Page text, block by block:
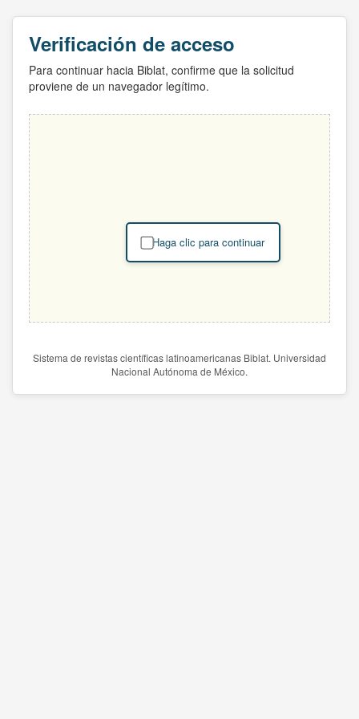
Verificación de acceso
Para continuar hacia Biblat, confirme que la solicitud
proviene de un navegador legítimo.
Haga clic para continuar
Sistema de revistas científicas latinoamericanas Biblat. Universidad
Nacional Autónoma de México.